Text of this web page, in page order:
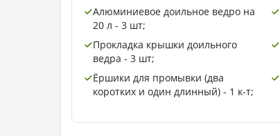
Алюминиевое доильное ведро на
20 л - 3 шт;
Прокладка крышки доильного
ведра - 3 шт;
Ёршики для промывки (два
коротких и один длинный) - 1 к-т;